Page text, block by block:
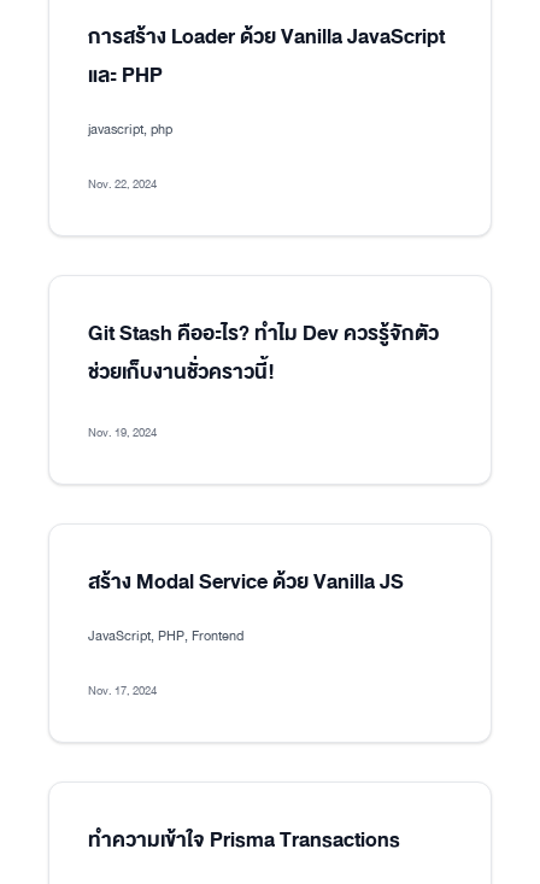
การสร้าง Loader ด้วย Vanilla JavaScript
และ PHP
javascript, php
Nov. 22, 2024
Git Stash คืออะไร? ทำไม Dev ควรรู้จักตัว
ช่วยเก็บงานชั่วคราวนี้!
Nov. 19, 2024
สร้าง Modal Service ด้วย Vanilla JS
JavaScript, PHP, Frontend
Nov. 17, 2024
ทำความเข้าใจ Prisma Transactions